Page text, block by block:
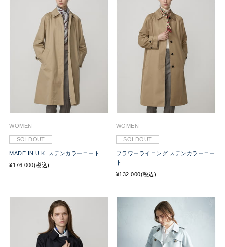
WOMEN
SOLDOUT
MADE IN U.K. ステンカラーコート
¥176,000(税込)
WOMEN
SOLDOUT
フラワーライニング ステンカラーコー
ト
¥132,000(税込)